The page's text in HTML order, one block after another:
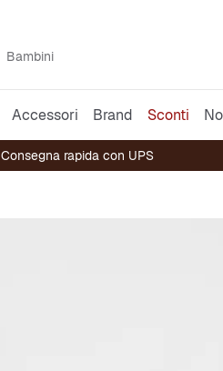
Bambini
Accessori Brand Sconti
Consegna rapida con UPS